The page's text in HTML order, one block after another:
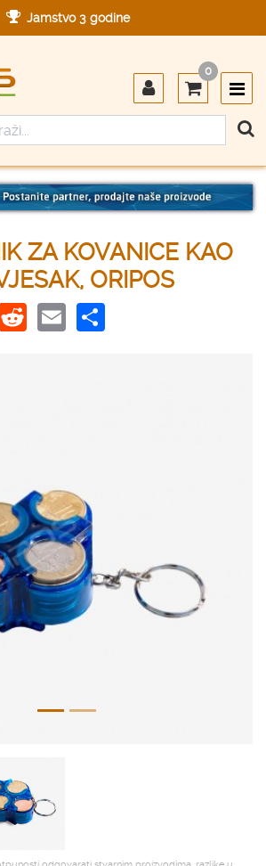
Jamstvo 3 godine
Designed in Germany
Made in Germany
0
ZA KOVANICE KAO
ORIPOS
Reddit
Email